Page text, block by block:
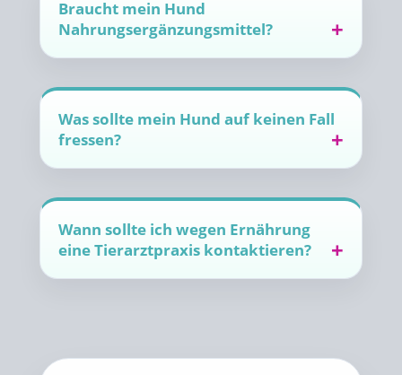
Braucht mein Hund
Nahrungsergänzungsmittel?
Was sollte mein Hund auf keinen Fall
fressen?
Wann sollte ich wegen Ernährung
eine Tierarztpraxis kontaktieren?